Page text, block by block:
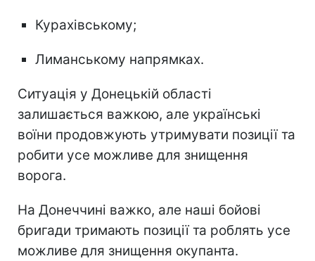
Курахівському;
Лиманському напрямках.
Ситуація у Донецькій області
залишається важкою, але українські
воїни продовжують утримувати позиції та
робити усе можливе для знищення
ворога.
На Донеччині важко, але наші бойові
бригади тримають позиції та роблять усе
можливе для знищення окупанта.